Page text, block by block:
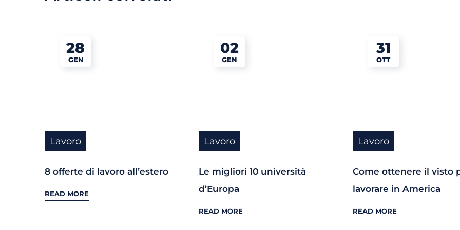
28
GEN
Lavoro
8 offerte di lavoro all’estero
READ MORE
02
GEN
Lavoro
Le migliori 10 università
d’Europa
READ MORE
31
OTT
Lavoro
Come ottenere il visto
lavorare in America
READ MORE